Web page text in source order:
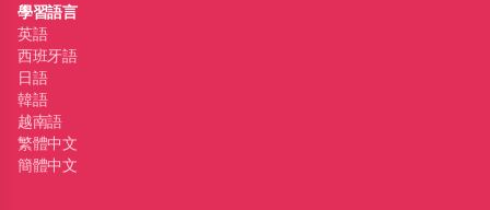
學習語言
英語
西班牙語
日語
韓語
越南語
繁體中文
簡體中文